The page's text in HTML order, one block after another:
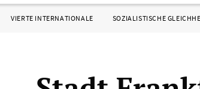
VIERTE INTERNATIONALE SOZIALISTISCHE